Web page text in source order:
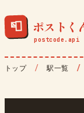
📮 ポストく
トップ 駅一覧